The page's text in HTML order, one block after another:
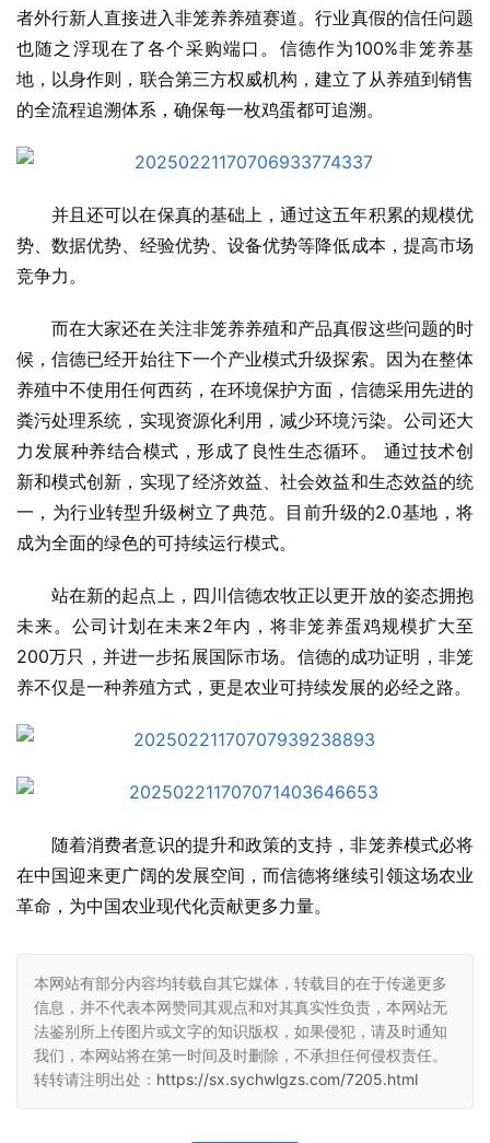
者外行新人直接进入非笼养养殖赛道。行业真假的信任问题
也随之浮现在了各个采购端口。信德作为100%非笼养基
地，以身作则，联合第三方权威机构，建立了从养殖到销售
的全流程追溯体系，确保每一枚鸡蛋都可追溯。
并且还可以在保真的基础上，通过这五年积累的规模优
势、数据优势、经验优势、设备优势等降低成本，提高市场
竞争力。
而在大家还在关注非笼养养殖和产品真假这些问题的时
候，信德已经开始往下一个产业模式升级探索。因为在整体
养殖中不使用任何西药，在环境保护方面，信德采用先进的
粪污处理系统，实现资源化利用，减少环境污染。公司还大
力发展种养结合模式，形成了良性生态循环。 通过技术创
新和模式创新，实现了经济效益、社会效益和生态效益的统
一，为行业转型升级树立了典范。目前升级的2.0基地，将
成为全面的绿色的可持续运行模式。
站在新的起点上，四川信德农牧正以更开放的姿态拥抱
未来。公司计划在未来2年内，将非笼养蛋鸡规模扩大至
200万只，并进一步拓展国际市场。信德的成功证明，非笼
养不仅是一种养殖方式，更是农业可持续发展的必经之路。
随着消费者意识的提升和政策的支持，非笼养模式必将
在中国迎来更广阔的发展空间，而信德将继续引领这场农业
革命，为中国农业现代化贡献更多力量。
本网站有部分内容均转载自其它媒体，转载目的在于传递更多
信息，并不代表本网赞同其观点和对其真实性负责，本网站无
法鉴别所上传图片或文字的知识版权，如果侵犯，请及时通知
我们，本网站将在第一时间及时删除，不承担任何侵权责任。
转转请注明出处： https://sx.sychwlgzs.com/7205.html